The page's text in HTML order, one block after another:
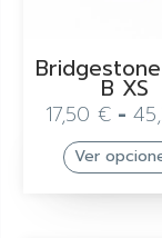
B XS
17,50 € -
Ver